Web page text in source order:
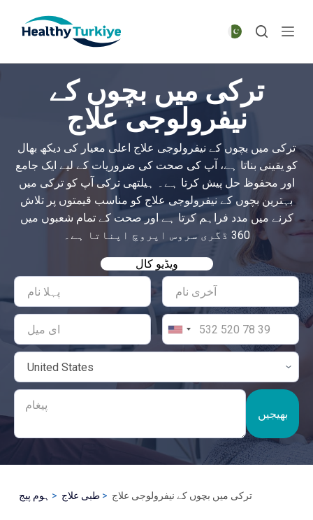
p
n
t
e
ترکی میں بچوں کے
نیفرولوجی علاج
ترکی میں بچوں کے نیفرولوجی علاج اعلی معیار کی دیکھ بھال
کو یقینی بناتا ہے، آپ کی صحت کی ضروریات کے لیے ایک جامع
اور محفوظ حل پیش کرتا ہے۔ ہیلتھی ترکی آپ کو ترکی میں
بہترین بچوں کے نیفرولوجی علاج کو مناسب قیمتوں پر تلاش
کرنے میں مدد فراہم کرتا ہے اور صحت کے تمام شعبوں میں
360 ڈگری سروس اپروچ اپناتا ہے۔
ویڈیو کال
بھیجیں
ہوم پیج طبی علاج ترکی میں بچوں کے نیفرولوجی علاج